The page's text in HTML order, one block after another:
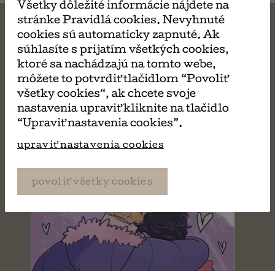
MÔŽE SA VÁM TIEŽ
PÁČIŤ
Všetky dôležité informácie nájdete na
stránke Pravidlá cookies. Nevyhnuté
cookies sú automaticky zapnuté. Ak
súhlasíte s prijatím všetkých cookies,
ktoré sa nachádzajú na tomto webe,
môžete to potvrdiť tlačidlom “Povoliť
všetky cookies“, ak chcete svoje
nastavenia upraviť kliknite na tlačidlo
“Upraviť nastavenia cookies”.
upraviť nastavenia cookies
povoliť všetky cookies